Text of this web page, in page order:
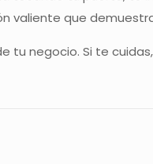
valiente que
tu negocio. Si te